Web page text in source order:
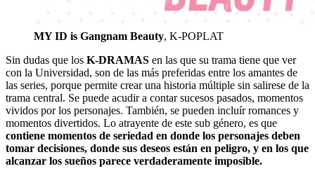
MY ID is Gangnam Beauty, K-POPLAT
Sin dudas que los K-DRAMAS en las que su trama tiene que ver
con la Universidad, son de las más preferidas entre los amantes de
las series, porque permite crear una historia múltiple sin salirese de la
trama central. Se puede acudir a contar sucesos pasados, momentos
vividos por los personajes. También, se pueden incluír romances y
momentos divertidos. Lo atrayente de este sub género, es que
contiene momentos de seriedad en donde los personajes deben
tomar decisiones, donde sus deseos están en peligro, y en los que
alcanzar los sueños parece verdaderamente imposible.